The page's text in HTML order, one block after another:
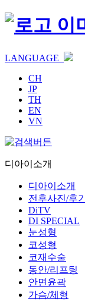
LANGUAGE
CH
JP
TH
EN
VN
디아이소개
디아이소개
전후사진/후기
DiTV
DI SPECIAL
눈성형
코성형
코재수술
동안/리프팅
안면윤곽
가슴/체형